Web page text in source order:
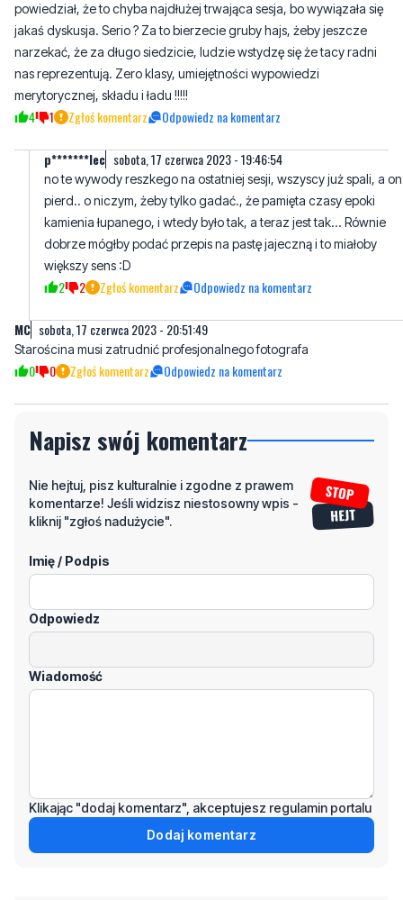
nas reprezentują. Zero klasy, umiejętności wypowiedzi
merytorycznej, składu i ładu !!!!!
4 1 Zgłoś komentarz Odpowiedz na komentarz
p*******lec sobota, 17 czerwca 2023 - 19:46:54
no te wywody reszkego na ostatniej sesji, wszyscy już spali, a on
kamienia łupanego, i wtedy było tak, a teraz jest tak... Równie
dobrze mógłby podać przepis na pastę jajeczną i to miałoby
większy sens :D
2 2 Zgłoś komentarz Odpowiedz na komentarz
sobota, 17 czerwca 2023 - 20:51:49
Starościna musi zatrudnić profesjonalnego fotografa
Napisz swój komentarz
komentarze! Jeśli widzisz niestosowny wpis -
Imię / Podpis
Odpowiedz
Wiadomość